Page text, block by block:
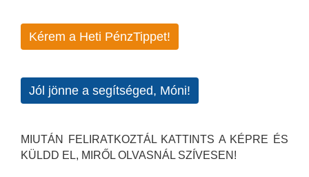
Kérem a Heti PénzTippet!
Jól jönne a segítséged, Móni!
MIUTÁN FELIRATKOZTÁL KATTINTS A KÉPRE ÉS
KÜLDD EL, MIRŐL OLVASNÁL SZÍVESEN!